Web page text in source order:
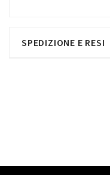
SPEDIZIONE E RESI